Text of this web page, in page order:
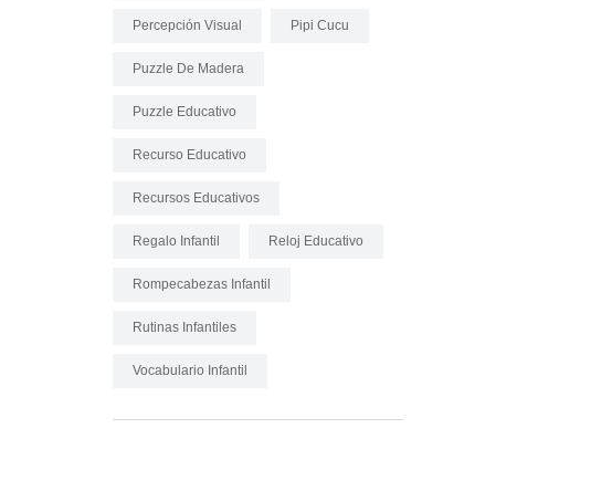
Percepción Visual Pipi Cucu
Puzzle De Madera
Puzzle Educativo
Recurso Educativo
Recursos Educativos
Regalo Infantil Reloj Educativo
Rompecabezas Infantil
Rutinas Infantiles
Vocabulario Infantil